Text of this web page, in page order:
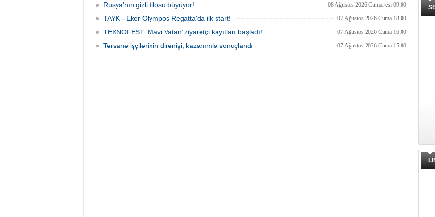
Rusya'nın gizli filosu büyüyor! 08 Ağustos 2026 Cumartesi 09:00
TAYK - Eker Olympos Regatta'da ilk start! 07 Ağustos 2026 Cuma 18:00
TEKNOFEST ‘Mavi Vatan’ ziyaretçi kayıtları başladı! 07 Ağustos 2026 Cuma 16:00
Tersane işçilerinin direnişi, kazanımla sonuçlandı 07 Ağustos 2026 Cuma 15:00